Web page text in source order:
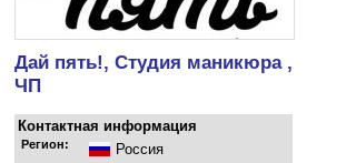
Дай пять!, Студия маникюра ,
ЧП
Контактная информация
Регион: Россия